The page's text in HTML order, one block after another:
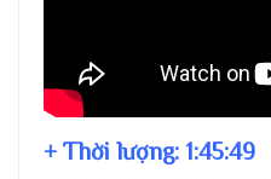
+ Thời lượng: 1:45:49